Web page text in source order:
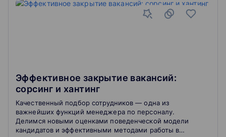
Эффективное закрытие вакансий:
сорсинг и хантинг
Качественный подбор сотрудников — одна из
важнейших функций менеджера по персоналу.
Делимся новыми оценками поведенческой модели
кандидатов и эффективными методами работы в